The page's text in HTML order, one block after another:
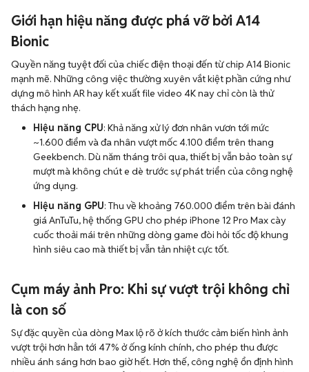
Giới hạn hiệu năng được phá vỡ bởi A14
Bionic
mạnh mẽ. Những công việc thường xuyên vắt kiệt phần cứng như
dựng mô hình AR hay kết xuất file video 4K nay chỉ còn là thử
thách hạng nhẹ.
Hiệu năng CPU
~1.600 điểm và đa nhân vượt mốc 4.100 điểm trên thang
Geekbench. Dù năm tháng trôi qua, thiết bị vẫn bảo toàn sự
mượt mà không chút e dè trước sự phát triển của công nghệ
ứng dụng.
Hiệu năng GPU
giá AnTuTu, hệ thống GPU cho phép iPhone 12 Pro Max cày
cuốc thoải mái trên những dòng game đòi hỏi tốc độ khung
hình siêu cao mà thiết bị vẫn tản nhiệt cực tốt.
Cụm máy ảnh Pro: Khi sự vượt trội không chỉ
là con số
vượt trội hơn hẳn tới 47% ở ống kính chính, cho phép thu được
nhiều ánh sáng hơn bao giờ hết. Hơn thế, công nghệ ổn định hình
ảnh quang học dịch chuyển cảm biến (Sensor-shift OIS) vốn chỉ có